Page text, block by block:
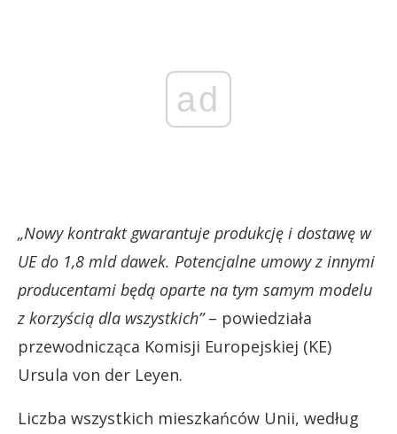
ad
„Nowy kontrakt gwarantuje produkcję i dostawę w
UE do 1,8 mld dawek. Potencjalne umowy z innymi
producentami będą oparte na tym samym modelu
z korzyścią dla wszystkich”– powiedziała
przewodnicząca Komisji Europejskiej (KE)
Ursula von der Leyen.
Liczba wszystkich mieszkańców Unii, według